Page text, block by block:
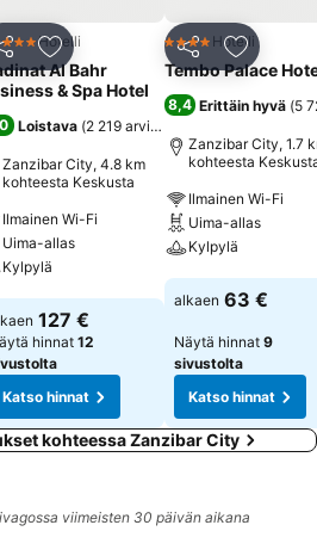
Lisää suosikkeihin
Hotelli
Al Bahr
& Spa Hotel
Loistava (2 219 arviota
Zanzibar City, 4.8 km
kohteesta Keskusta
Ilmainen Wi-Fi
Uima-allas
Kylpylä
hinnat
127 €
hinnat12
Katso hinnat
Jaa Lisää
4 Tähtiluokitus
Hotelli
Tembo Palace
8,4 Erittäin hyvä (5
Zanzibar City, 1.7
kohteesta
Ilmainen Wi-Fi
Uima-allas
Kylpylä
Katso hinnat
alkaen 63 €
Näytä hinnat 9
sivustolta
Katso hinnat
kohteessa Zanzibar City
viimeisten 30 päivän aikana